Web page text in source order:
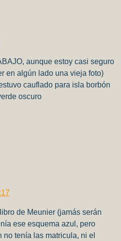
aunque estoy casi seguro
en algún lado una vieja foto)
cauflado para isla borbón
oscuro
de Meunier (jamás serán
ese esquema azul, pero
no tenía las matricula, ni el